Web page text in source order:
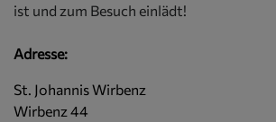
ist und zum Besuch einlädt!
Adresse:
St. Johannis Wirbenz
Wirbenz 44